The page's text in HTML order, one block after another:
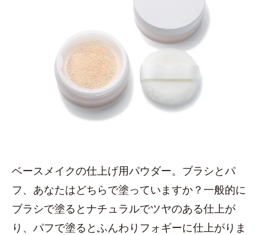
ベースメイクの仕上げ用パウダー。ブラシとパ
フ、あなたはどちらで塗っていますか？一般的に
ブラシで塗るとナチュラルでツヤのある仕上が
り、パフで塗るとふんわりフォギーに仕上がりま